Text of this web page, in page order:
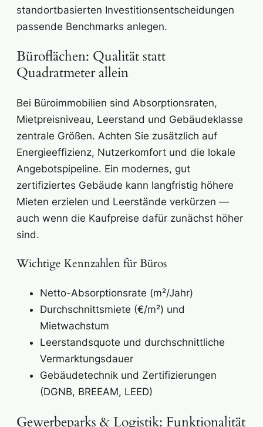
standortbasierten Investitionsentscheidungen
passende Benchmarks anlegen.
Büroflächen: Qualität statt
Quadratmeter allein
Bei Büroimmobilien sind Absorptionsraten,
Mietpreisniveau, Leerstand und Gebäudeklasse
zentrale Größen. Achten Sie zusätzlich auf
Energieeffizienz, Nutzerkomfort und die lokale
Angebotspipeline. Ein modernes, gut
zertifiziertes Gebäude kann langfristig höhere
Mieten erzielen und Leerstände verkürzen —
auch wenn die Kaufpreise dafür zunächst höher
sind.
Wichtige Kennzahlen für Büros
Netto-Absorptionsrate (m²/Jahr)
Durchschnittsmiete (€/m²) und
Mietwachstum
Leerstandsquote und durchschnittliche
Vermarktungsdauer
Gebäudetechnik und Zertifizierungen
(DGNB, BREEAM, LEED)
Gewerbeparks & Logistik: Funktionalität